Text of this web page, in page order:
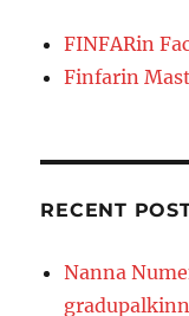
FINFARin
Finfarin
RECENT
Nanna